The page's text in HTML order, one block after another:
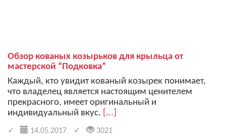
Обзор кованых козырьков для крыльца от
мастерской “Подковка”
Каждый, кто увидит кованый козырек понимает,
что владелец является настоящим ценителем
прекрасного, имеет оригинальный и
индивидуальный вкус.
[...]
14.05.2017 3021